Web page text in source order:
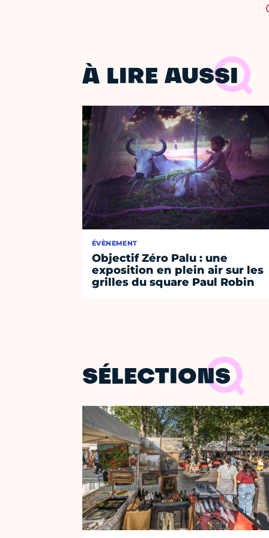
À LIRE AUSSI
ÉVÈNEMENT
Objectif Zéro Palu : une
exposition en plein air sur les
grilles du square Paul Robin
SÉLECTIONS